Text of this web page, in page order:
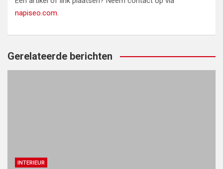
napiseo.com.
Gerelateerde berichten
INTERIEUR